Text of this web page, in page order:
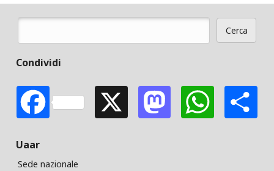
Cerca
Condividi
FacebookX Mastodon
Uaar
Sede nazionale